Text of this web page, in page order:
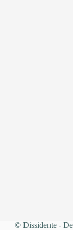
© Dissidente -